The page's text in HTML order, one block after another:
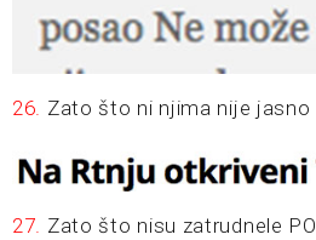
26. Zato što ni njima nije jasno
27. Zato što nisu zatrudnele